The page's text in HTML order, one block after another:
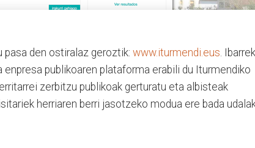
pasa den ostiralaz geroztik: www.iturmendi.eus.
publikoaren plataforma erabili du Iturmendiko
zerbitzu publikoak gerturatu eta albisteak
herriaren berri jasotzeko modua ere bada